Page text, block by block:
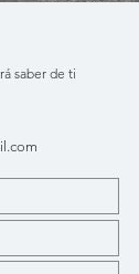
saber de ti